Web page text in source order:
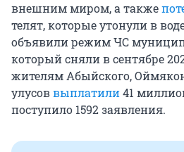
внешним миром, а также
телят, которые утонули в
объявили режим ЧС
который сняли в сентябре
жителям Абыйского,
улусоввыплатили41
поступило 1592 заявления.